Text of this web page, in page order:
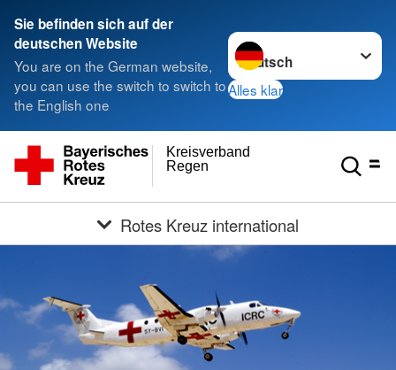
Sie befinden sich auf der
deutschen Website
You are on the German website,
you can use the switch to switch to
the English one
Sprache wechseln zu
Alles klar
Regen
Kreisverband
Rotes Kreuz international